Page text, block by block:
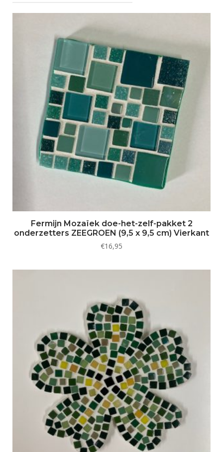
Fermijn Mozaïek doe-het-zelf-pakket 2
onderzetters ZEEGROEN (9,5 x 9,5 cm) Vierkant
€16,95